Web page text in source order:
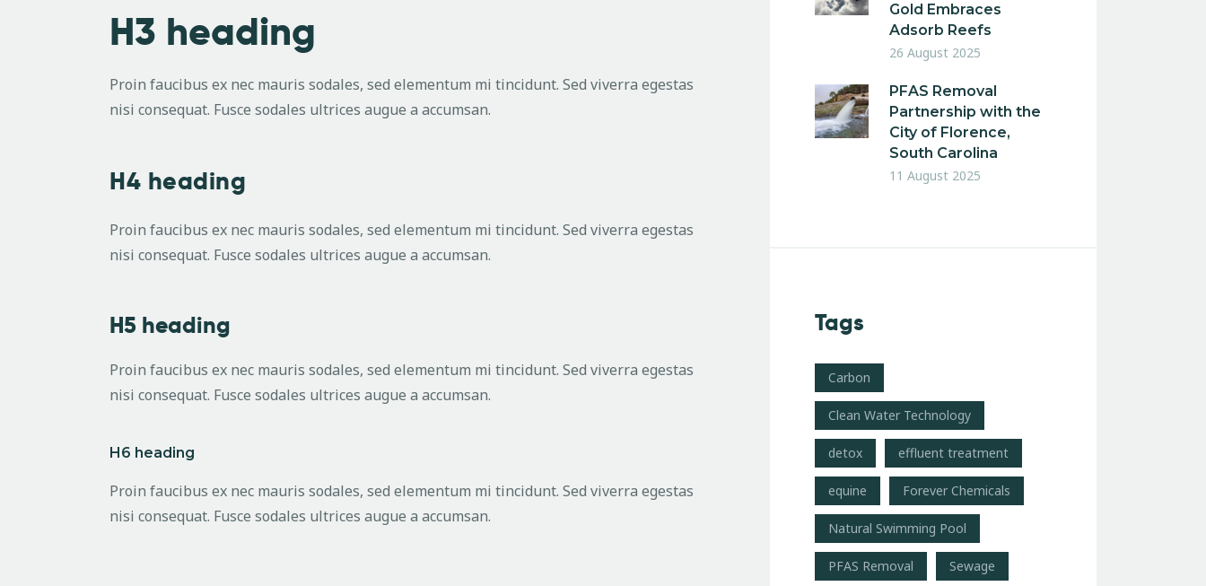
H3 heading
Proin faucibus ex nec mauris sodales, sed elementum mi tincidunt. Sed viverra egestas
nisi consequat. Fusce sodales ultrices augue a accumsan.
H4 heading
Proin faucibus ex nec mauris sodales, sed elementum mi tincidunt. Sed viverra egestas
nisi consequat. Fusce sodales ultrices augue a accumsan.
H5 heading
Proin faucibus ex nec mauris sodales, sed elementum mi tincidunt. Sed viverra egestas
nisi consequat. Fusce sodales ultrices augue a accumsan.
H6 heading
Proin faucibus ex nec mauris sodales, sed elementum mi tincidunt. Sed viverra egestas
nisi consequat. Fusce sodales ultrices augue a accumsan.
Gold Embraces
Adsorb Reefs
26 August 2025
PFAS Removal
Partnership with the
City of Florence,
South Carolina
11 August 2025
Tags
Carbon
Clean Water Technology
detox effluent treatment
equine Forever Chemicals
Natural Swimming Pool
PFAS Removal Sewage